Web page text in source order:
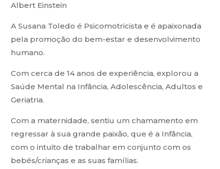
Albert Einstein
A Susana Toledo é Psicomotricista e é apaixonada
pela promoção do bem-estar e desenvolvimento
humano.
Com cerca de 14 anos de experiência, explorou a
Saúde Mental na Infância, Adolescência, Adultos e
Geriatria.
Com a maternidade, sentiu um chamamento em
regressar à sua grande paixão, que é a Infância,
com o intuito de trabalhar em conjunto com os
bebés/crianças e as suas famílias.